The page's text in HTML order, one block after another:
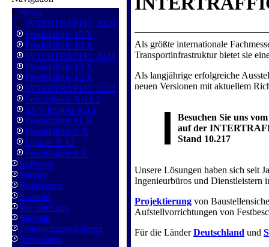
News
INTERTRAFFIC 2026
Produktlinie 15.X
Produktlinie 14.X
INTERTRAFFIC 2024
Produktlinie 13.X
Produktlinie 12.X
INTERTRAFFIC 2022
Servicepack X.12.1
RVS-Projekt X.13
Produktlinie 11.X
Produktlinie 9.X
Update X.12
Produktlinie 8.X
Software
Service
Referenzen
Kontakt
Wir über uns
Sitemap
Datenschutzerklärung
Impressum
Als größte internationale
Transportinfrastruktur bietet sie
Als langjährige erfolgreiche
neuen Versionen mit aktuellem
Besuchen Sie uns
auf der
Stand 10.217
Unsere Lösungen haben sich seit
Ingenieurbüros und Dienstleistern
Projektierung von
Aufstellvorrichtungen von
Für die LänderDeutschland und